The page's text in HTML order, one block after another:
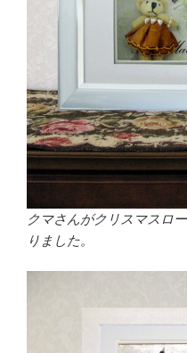
クマさんがクリスマスロ
りました。